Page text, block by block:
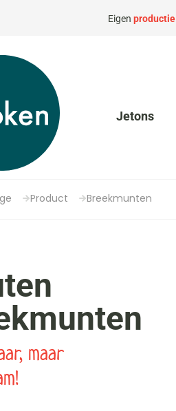
Eigen productie
Jetons
Product Breekmunten
maar